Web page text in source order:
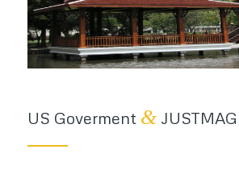
US Goverment &